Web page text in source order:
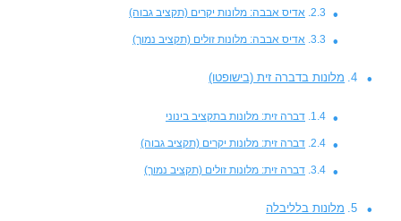
אדיס אבבה: מלונות יקרים (תקציב גבוה)
אדיס אבבה: מלונות זולים (תקציב נמוך)
מלונות בדברה זית (בישופטו)
דברה זית: מלונות בתקציב בינוני
דברה זית: מלונות יקרים (תקציב גבוה)
דברה זית: מלונות זולים (תקציב נמוך)
מלונות בלליבלה